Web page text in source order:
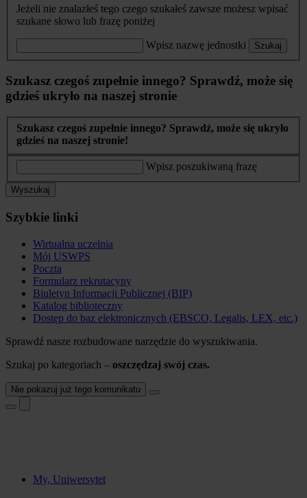
Jeżeli nie znalazłeś tego czego szukałeś zawsze możesz wpisać
szukane słowo lub frazę poniżej
Wpisz nazwę jednostki Szukaj
Szukasz czegoś zupełnie innego? Sprawdź, może się
gdzieś ukryło na naszej stronie
Szukasz czegoś zupełnie innego? Sprawdź, może się ukryło
gdzieś na naszej stronie!
Wpisz poszukiwaną frazę
Wyszukaj
Szybkie linki
Wirtualna uczelnia
Mój USWPS
Poczta
Formularz rekrutacyny
Biuletyn Informacji Publicznej (BIP)
Katalog biblioteczny
Dostęp do baz elektronicznych (EBSCO, Legalis, LEX, etc.)
Sprawdź nasze rozbudowane narzędzie do wyszukiwania.
Szukaj po kategoriach – oszczędzaj swój czas.
Nie pokazuj już tego komunikatu
My, Uniwersytet